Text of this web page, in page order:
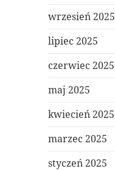
wrzesień 2025
lipiec 2025
czerwiec 2025
maj 2025
kwiecień 2025
marzec 2025
styczeń 2025